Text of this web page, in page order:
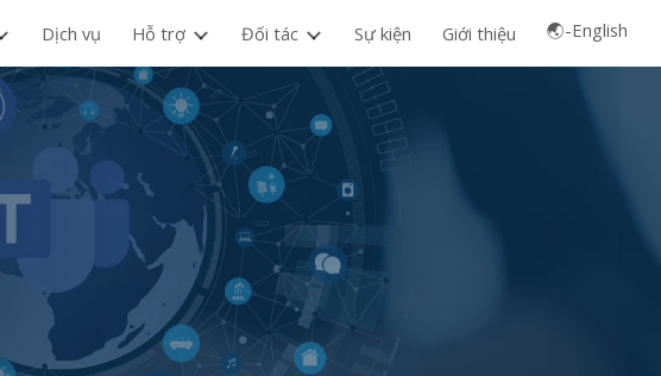
Skip to navigation
Dịch vụ Hỗ trợ Đối tác Sự kiện Giới thiệu 🌏-English